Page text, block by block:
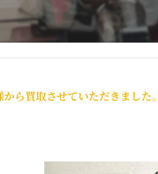
ら買取させていただきました。